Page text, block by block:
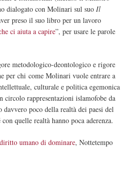
dialogato con Molinari sul suo Il
preso il suo libro per un lavoro
ci aiuta a capire”, per usare le parole
metodologico-deontologico e rigore
per chi come Molinari vuole entrare a
culturale e politica egemonica
rappresentazioni islamofobe da
davvero poco della realtà dei paesi del
quelle realtà hanno poca aderenza.
umano di dominare, Nottetempo